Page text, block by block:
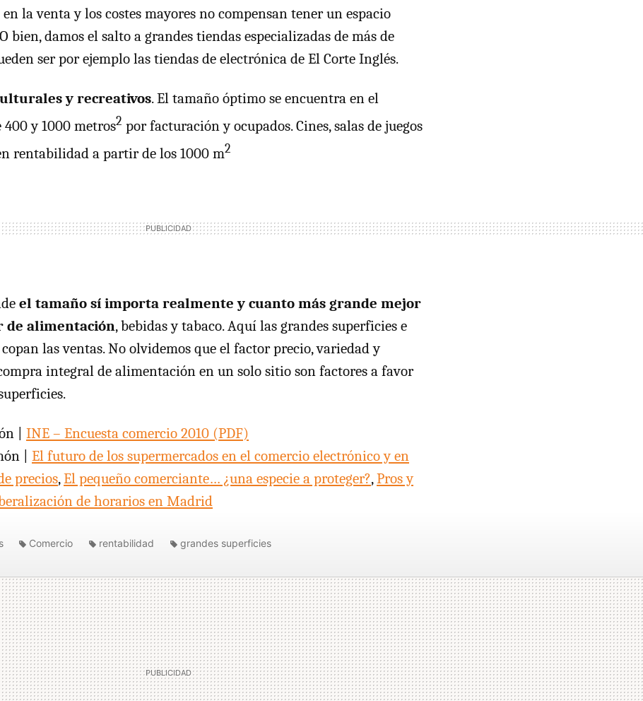
la venta y los costes mayores no compensan tener un espacio
bien, damos el salto a grandes tiendas especializadas de más de
ser por ejemplo las tiendas de electrónica de El Corte Inglés.
y recreativos. El tamaño óptimo se encuentra en el
y 1000 metros2 por facturación y ocupados. Cines, salas de juegos
rentabilidad a partir de los 1000 m2
el tamaño sí importa realmente y cuanto más grande mejor
de alimentación, bebidas y tabaco. Aquí las grandes superficies e
las ventas. No olvidemos que el factor precio, variedad y
integral de alimentación en un solo sitio son factores a favor
| INE – Encuesta comercio 2010 (PDF)
| El futuro de los supermercados en el comercio electrónico y en
precios,El pequeño comerciante… ¿una especie a proteger?,Pros y
de horarios en Madrid
Comercio rentabilidad grandes superficies